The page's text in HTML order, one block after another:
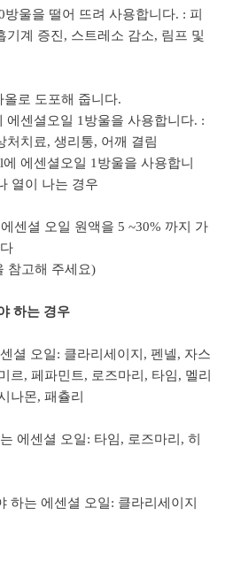
울을 떨어 뜨려 사용합니다. : 피
기계 증진, 스트레소 감소, 림프 및
로 도포해 줍니다.
에센셜오일 1방울을 사용합니다. :
처치료, 생리통, 어깨 결림
에센셜오일 1방울을 사용합니
열이 나는 경우
센셜 오일 원액을 5 ~30% 까지 가
참고해 주세요)
하는 경우
셜 오일: 클라리세이지, 펜넬, 자스
르, 페파민트, 로즈마리, 타임, 멜리
나몬, 패츌리
에센셜 오일: 타임, 로즈마리, 히
하는 에센셜 오일: 클라리세이지